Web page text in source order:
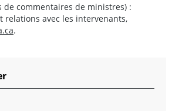
de commentaires de ministres) :
relations avec les intervenants,
.